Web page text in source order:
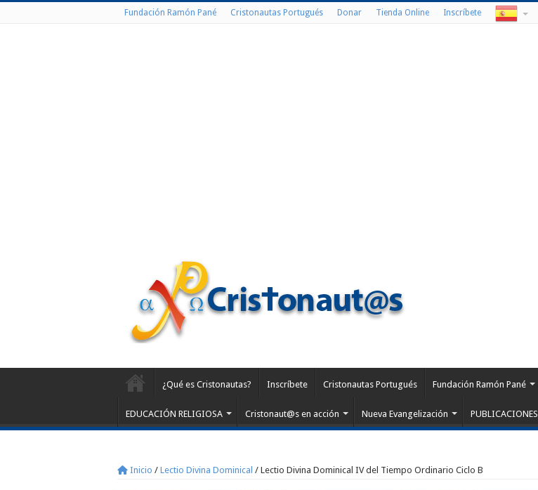
Fundación Ramón Pané Cristonautas Portugués Donar Tienda Online Inscríbete
¿Qué es Cristonautas? Inscríbete Cristonautas Portugués Fundación Ramón Pané
EDUCACIÓN RELIGIOSA Cristonaut@s en acción Nueva Evangelización PUBLICACIONES
Inicio / Lectio Divina Dominical / Lectio Divina Dominical IV del Tiempo Ordinario Ciclo B